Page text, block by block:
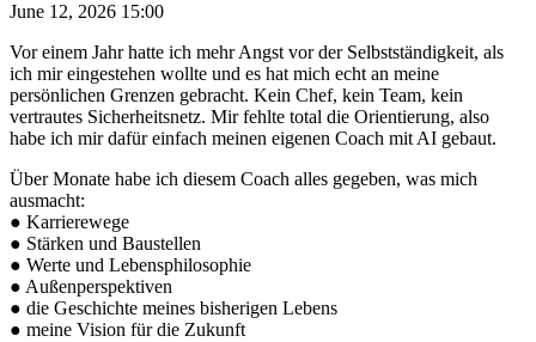
June 12, 2026 15:00
Vor einem Jahr hatte ich mehr Angst vor der Selbstständigkeit, als
ich mir eingestehen wollte und es hat mich echt an meine
persönlichen Grenzen gebracht. Kein Chef, kein Team, kein
vertrautes Sicherheitsnetz. Mir fehlte total die Orientierung, also
habe ich mir dafür einfach meinen eigenen Coach mit AI gebaut.
Über Monate habe ich diesem Coach alles gegeben, was mich
ausmacht:
● Karrierewege
● Stärken und Baustellen
● Werte und Lebensphilosophie
● Außenperspektiven
● die Geschichte meines bisherigen Lebens
● meine Vision für die Zukunft